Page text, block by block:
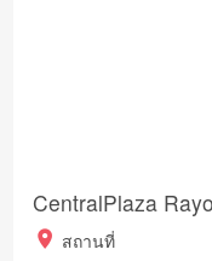
CentralPlaza
สถานที่